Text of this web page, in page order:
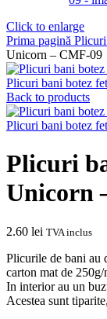
Click to enlarge
Prima pagină
Unicorn – CMF-09
Plicuri bani botez
Back to products
Plicuri bani botez
Plicuri
Unicorn
2.60 lei TVA inclus
Plicurile de bani au
carton mat de 250g/
In interior au un
Acestea sunt